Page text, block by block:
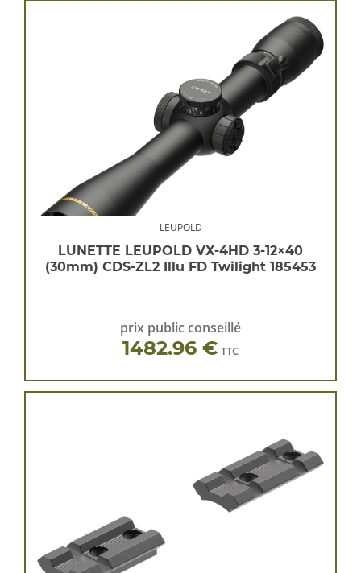
LEUPOLD
LUNETTE LEUPOLD VX-4HD 3-12×40
(30mm) CDS-ZL2 Illu FD Twilight 185453
prix public conseillé
1482.96 € TTC